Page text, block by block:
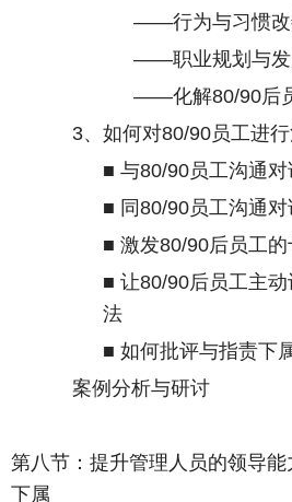
——行为与习惯改
——职业规划与发
——化解80/90后
3、如何对80/90员工进
■ 与80/90员工沟通
■ 同 80/90员工沟通
■ 激发80/90后员工
■ 让80/90后员工主
法
■ 如何批评与指责下
案例分析与研讨
第八节：提升管理人员的领导能
下属